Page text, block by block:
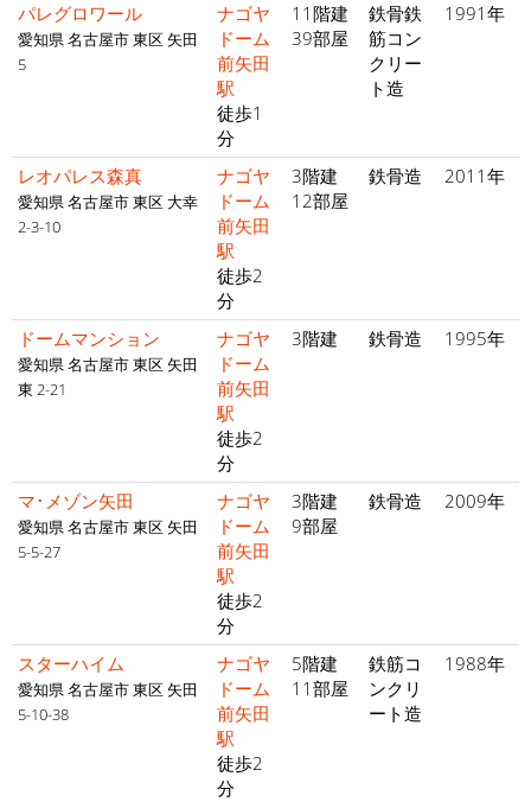
パレグロワール
愛知県 名古屋市 東区 矢田
5
ナゴヤ
ドーム
前矢田
駅
徒歩1
分
11階建
39部屋
鉄骨鉄
筋コン
クリー
ト造
1991年
レオパレス森真
愛知県 名古屋市 東区 大幸
2-3-10
ナゴヤ
ドーム
前矢田
駅
徒歩2
分
3階建
12部屋
鉄骨造 2011年
ドームマンション
愛知県 名古屋市 東区 矢田
東 2-21
ナゴヤ
ドーム
前矢田
駅
徒歩2
分
3階建 鉄骨造 1995年
マ･メゾン矢田
愛知県 名古屋市 東区 矢田
5-5-27
ナゴヤ
ドーム
前矢田
駅
徒歩2
分
3階建
9部屋
鉄骨造 2009年
スターハイム
愛知県 名古屋市 東区 矢田
5-10-38
ナゴヤ
ドーム
前矢田
駅
徒歩2
分
5階建
11部屋
鉄筋コ
ンクリ
ート造
1988年